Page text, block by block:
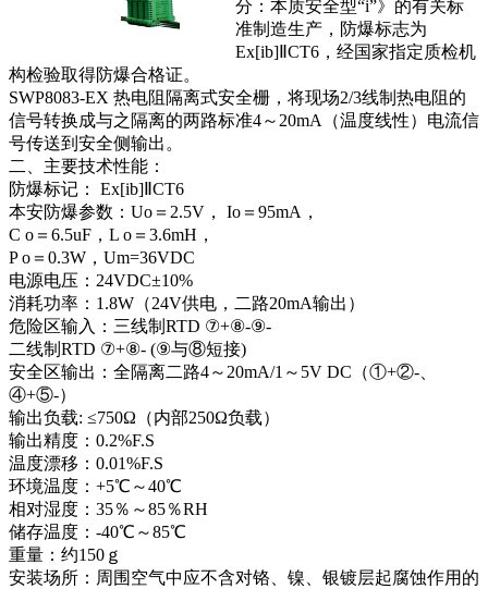
分：本质安全型“i”》的有关标
准制造生产，防爆标志为
Ex[ib]ⅡCT6，经国家指定质检机
构检验取得防爆合格证。
SWP8083-EX 热电阻隔离式安全栅，将现场2/3线制热电阻的
信号转换成与之隔离的两路标准4～20mA（温度线性）电流信
号传送到安全侧输出。
二、主要技术性能：
防爆标记： Ex[ib]ⅡCT6
本安防爆参数：Uo＝2.5V， Io＝95mA，
C o＝6.5uF，L o＝3.6mH，
P o＝0.3W，Um=36VDC
电源电压：24VDC±10%
消耗功率：1.8W（24V供电，二路20mA输出）
危险区输入：三线制RTD ⑦+⑧-⑨-
二线制RTD ⑦+⑧- (⑨与⑧短接)
安全区输出：全隔离二路4～20mA/1～5V DC（①+②-、
④+⑤-）
输出负载: ≤750Ω（内部250Ω负载）
输出精度：0.2%F.S
温度漂移：0.01%F.S
环境温度：+5℃～40℃
相对湿度：35％～85％RH
储存温度：-40℃～85℃
重量：约150ｇ
安装场所：周围空气中应不含对铬、镍、银镀层起腐蚀作用的